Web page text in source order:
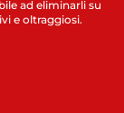
ad eliminarli su
e oltraggiosi.